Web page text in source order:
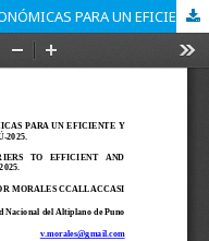
BARRERAS SOCIOCULTURALES Y ECONÓMICAS PARA UN EFICIENTE Y EFICAZ ACCESO A LA JUSTICIA EN EL PERÚ-2025